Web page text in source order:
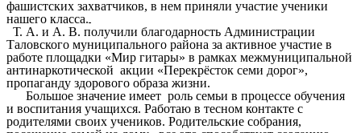
фашистских захватчиков, в нем приняли участие ученики
нашего класса.
Т. А. и А. В. получили благодарность Администрации
Таловского муниципального района за активное участие в
работе площадки «Мир гитары» в рамках межмуниципальной
антинаркотической акции «Перекрёсток семи дорог»,
пропаганду здорового образа жизни.
Большое значение имеет роль семьи в процессе обучения
и воспитания учащихся. Работаю в тесном контакте с
родителями своих учеников. Родительские собрания,